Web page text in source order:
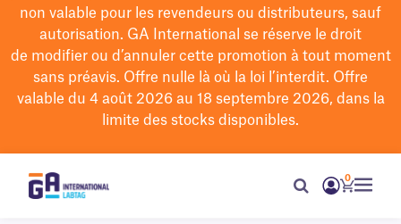
non valable pour les revendeurs ou distributeurs, sauf
autorisation. GA International se réserve le droit
de modifierou d’annuler cette promotion à tout moment
sans préavis. Offre nulle là où la loi l’interdit. Offre
valable du 4 août 2026 au 18 septembre 2026, dans la
limite des stocks disponibles.
0